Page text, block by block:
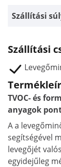
Szállítási
Szállítási
TVOC- és
anyagok
Aa
segítségével
levegőjét
egyidejűleg